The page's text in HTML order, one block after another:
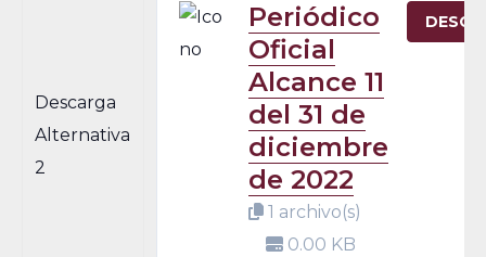
Descarga
Alternativa
2
Periódico
Oficial
Alcance 11
del 31 de
diciembre
de 2022
1 archivo(s)
0.00 KB